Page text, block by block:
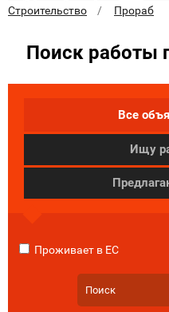
Строительство
Прораб
Поиск работы
Все
Ищу
Проживает в ЕС